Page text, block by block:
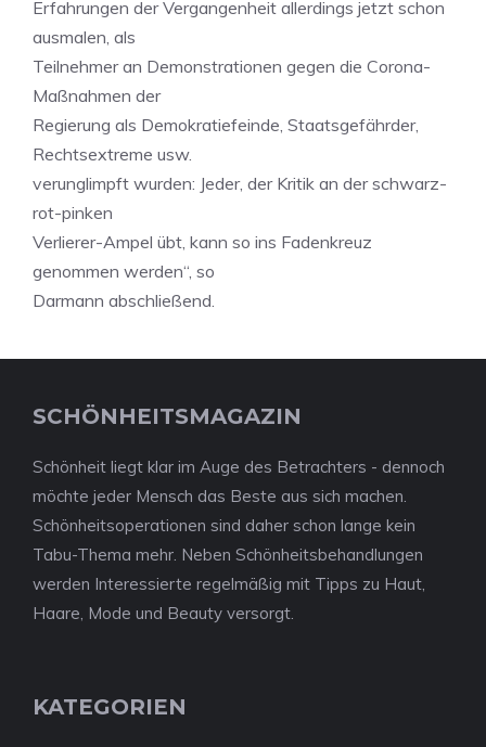
Erfahrungen der Vergangenheit allerdings jetzt schon
ausmalen, als
Teilnehmer an Demonstrationen gegen die Corona-
Maßnahmen der
Regierung als Demokratiefeinde, Staatsgefährder,
Rechtsextreme usw.
verunglimpft wurden: Jeder, der Kritik an der schwarz-
rot-pinken
Verlierer-Ampel übt, kann so ins Fadenkreuz
genommen werden“, so
Darmann abschließend.
SCHÖNHEITSMAGAZIN
Schönheit liegt klar im Auge des Betrachters - dennoch
möchte jeder Mensch das Beste aus sich machen.
Schönheitsoperationen sind daher schon lange kein
Tabu-Thema mehr. Neben Schönheitsbehandlungen
werden Interessierte regelmäßig mit Tipps zu Haut,
Haare, Mode und Beauty versorgt.
KATEGORIEN